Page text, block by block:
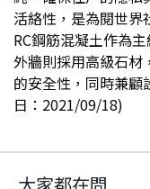
活絡性，是為閱世界
RC鋼筋混凝土作為
外牆則採用高級石材
的安全性，同時兼顧
日：2021/09/18)